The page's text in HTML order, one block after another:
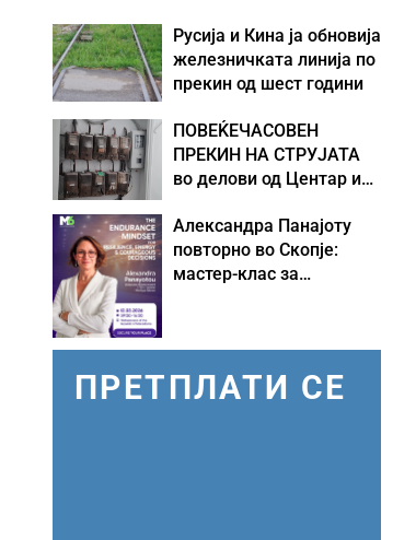
воените конфликти во
Персискиот Залив
Русија и Кина ја обновија
железничката линија по
прекин од шест години
ПОВЕЌЕЧАСОВЕН
ПРЕКИН НА СТРУЈАТА
во делови од Центар и
Александра Панајоту
повторно во Скопје:
мастер-клас за
ПРЕТПЛАТИ СЕ